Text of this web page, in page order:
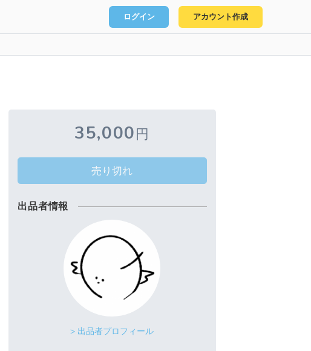
ログイン アカウント作成
35,000円
売り切れ
出品者情報
> 出品者プロフィール